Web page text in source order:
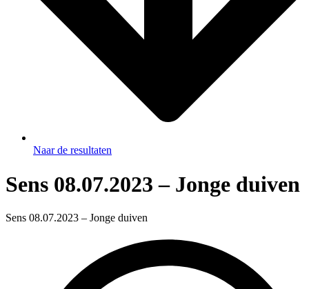
Naar de resultaten
Sens 08.07.2023 – Jonge duiven
Sens 08.07.2023 – Jonge duiven